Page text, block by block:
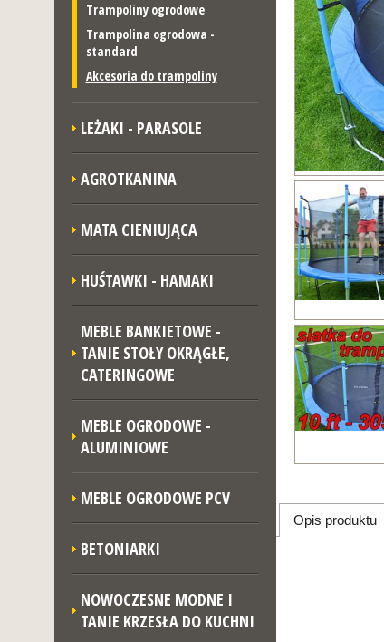
Trampoliny ogrodowe
Trampolina ogrodowa -
standard
Akcesoria do trampoliny
LEŻAKI - PARASOLE
AGROTKANINA
MATA CIENIUJĄCA
HUŚTAWKI - HAMAKI
MEBLE BANKIETOWE -
TANIE STOŁY OKRĄGŁE,
CATERINGOWE
MEBLE OGRODOWE -
ALUMINIOWE
MEBLE OGRODOWE PCV
BETONIARKI
NOWOCZESNE MODNE I
TANIE KRZESŁA DO KUCHNI
Opis produktu